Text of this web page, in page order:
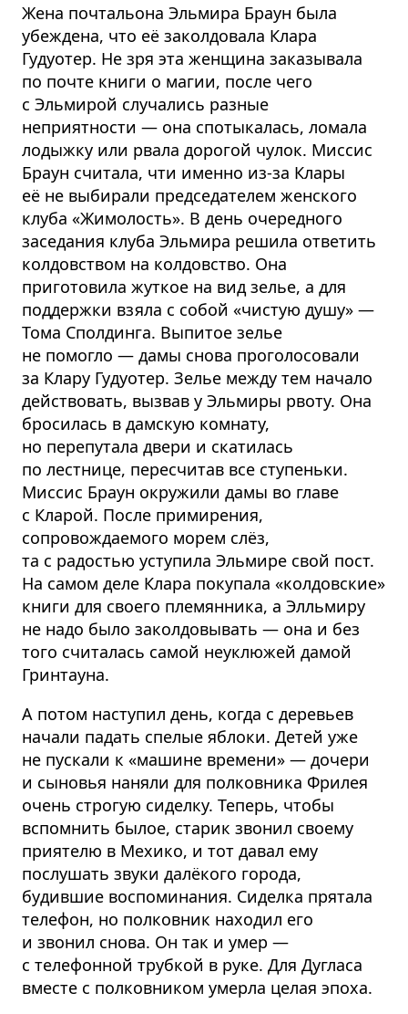
Жена почтальона Эльмира Браун была
убеждена, что её заколдовала Клара
Гудуотер. Не зря эта женщина заказывала
по почте книги о магии, после чего
с Эльмирой случались разные
неприятности — она спотыкалась, ломала
лодыжку или рвала дорогой чулок. Миссис
Браун считала, чти именно из-за Клары
её не выбирали председателем женского
клуба «Жимолость». В день очередного
заседания клуба Эльмира решила ответить
колдовством на колдовство. Она
приготовила жуткое на вид зелье, а для
поддержки взяла с собой «чистую душу» —
Тома Сполдинга. Выпитое зелье
не помогло — дамы снова проголосовали
за Клару Гудуотер. Зелье между тем начало
действовать, вызвав у Эльмиры рвоту. Она
бросилась в дамскую комнату,
но перепутала двери и скатилась
по лестнице, пересчитав все ступеньки.
Миссис Браун окружили дамы во главе
с Кларой. После примирения,
сопровождаемого морем слёз,
та с радостью уступила Эльмире свой пост.
На самом деле Клара покупала «колдовские»
книги для своего племянника, а Элльмиру
не надо было заколдовывать — она и без
того считалась самой неуклюжей дамой
Гринтауна.
А потом наступил день, когда с деревьев
начали падать спелые яблоки. Детей уже
не пускали к «машине времени» — дочери
и сыновья наняли для полковника Фрилея
очень строгую сиделку. Теперь, чтобы
вспомнить былое, старик звонил своему
приятелю в Мехико, и тот давал ему
послушать звуки далёкого города,
будившие воспоминания. Сиделка прятала
телефон, но полковник находил его
и звонил снова. Он так и умер —
с телефонной трубкой в руке. Для Дугласа
вместе с полковником умерла целая эпоха.